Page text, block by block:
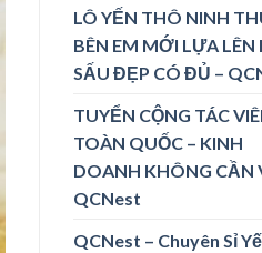
LÔ YẾN THÔ NINH
BÊN EM MỚI LỰA LÊN
SẤU ĐẸP CÓ ĐỦ –
TUYỂN CỘNG TÁC
TOÀN QUỐC – KINH
DOANH KHÔNG CẦN
QCNest
QCNest – Chuyên Sỉ